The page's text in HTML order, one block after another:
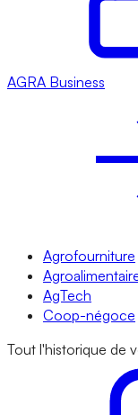
AGRA Business
Agrofourniture
AgTech
Coop-négoce
Tout l'historique de